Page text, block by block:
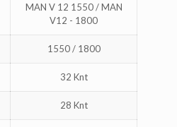
MAN V 12 1550 / MAN
V12 - 1800
1550 / 1800
32 Knt
28 Knt